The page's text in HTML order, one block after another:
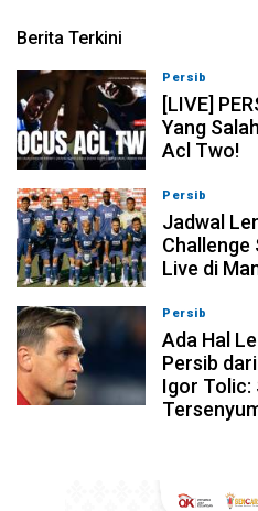
Berita Terkini
Persib
[LIVE]
Yang
Acl Two!
Persib
Jadwal
Challenge
Live di
Persib
Ada Hal
Persib
Igor Tolic: